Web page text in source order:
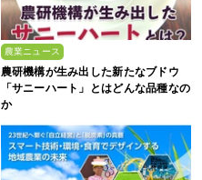
農業ニュース
農研機構が生み出した新たなブドウ
「サニーハート」とはどんな品種なの
か